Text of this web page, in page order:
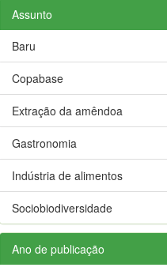
Assunto
Baru
Copabase
Extração da amêndoa
Gastronomia
Indústria de alimentos
Sociobiodiversidade
Ano de publicação